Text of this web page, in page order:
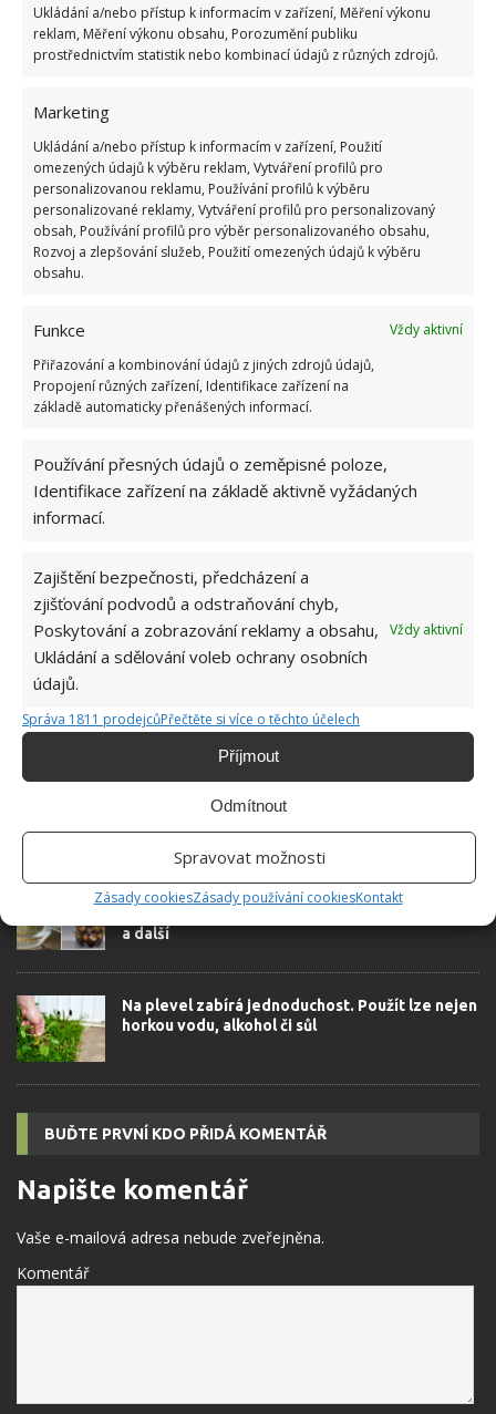
Ukládání a/nebo přístup k informacím v zařízení, Měření výkonu
reklam, Měření výkonu obsahu, Porozumění publiku
prostřednictvím statistik nebo kombinací údajů z různých zdrojů.
Marketing
Ukládání a/nebo přístup k informacím v zařízení, Použití
omezených údajů k výběru reklam, Vytváření profilů pro
personalizovanou reklamu, Používání profilů k výběru
personalizované reklamy, Vytváření profilů pro personalizovaný
obsah, Používání profilů pro výběr personalizovaného obsahu,
Rozvoj a zlepšování služeb, Použití omezených údajů k výběru
obsahu.
Funkce
Vždy aktivní
Přiřazování a kombinování údajů z jiných zdrojů údajů,
Propojení různých zařízení, Identifikace zařízení na
základě automaticky přenášených informací.
Používání přesných údajů o zeměpisné poloze,
Identifikace zařízení na základě aktivně vyžádaných
informací.
Zajištění bezpečnosti, předcházení a
zjišťování podvodů a odstraňování chyb,
Poskytování a zobrazování reklamy a obsahu,
Ukládání a sdělování voleb ochrany osobních
údajů.
Vždy aktivní
Správa 1811 prodejcůPřečtěte si více o těchto účelech
Příjmout
Odmítnout
Spravovat možnosti
Zásady cookiesZásady používání cookiesKontakt
HNOJIVO PĚSTOVÁNÍ PETÚNIE
ROSTLINY
Přidejte svůj názor
KOMENTOVAT
Do redakce Bydlimeutulne.cz se
přidala během svých studií a práce
autorovi]
SOUVISEJÍCÍ ČLÁNKY
Pěstování šeříků v květináčích je velkým hitem.
Naučte se to a kamarádky vám budou závidět
Zelenina, kterou si můžete opakovaně pěstovat
a další
Na plevel zabírá jednoduchost. Použít lze nejen
horkou vodu, alkohol či sůl
BUĎTE PRVNÍ KDO PŘIDÁ KOMENTÁŘ
Napište komentář
Vaše e-mailová adresa nebude zveřejněna.
Komentář